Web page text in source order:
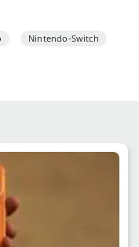
Nintendo-Switch